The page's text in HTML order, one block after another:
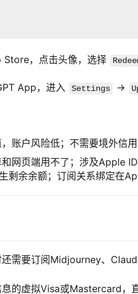
Store，点击头像，选择
App，进入 Settings →
账户风险低；不需要境外信
网页端用不了；涉及Apple
剩余余额；订阅关系绑定在
需要订阅Midjourney、
的虚拟Visa或Mastercard，